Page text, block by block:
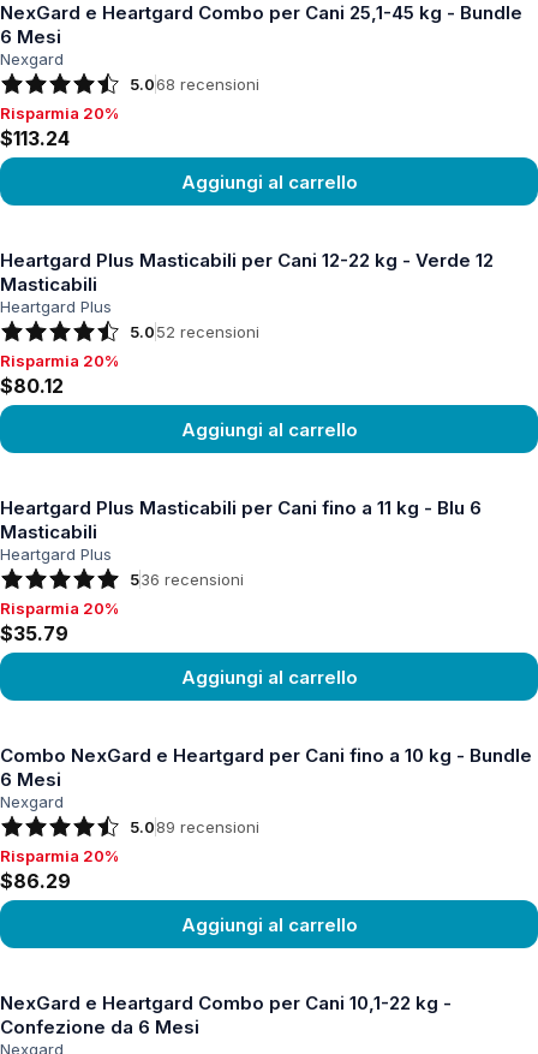
NexGard e Heartgard Combo per Cani 25,1-45 kg - Bundle
6 Mesi
Nexgard
5.068 recensioni
Risparmia 20%, $113.24
Risparmia 20%
$113.24
Aggiungi al carrello
Heartgard Plus Masticabili per Cani 12-22 kg - Verde 12
Masticabili
Heartgard Plus
5.052 recensioni
Risparmia 20%, $80.12
Risparmia 20%
$80.12
Aggiungi al carrello
Heartgard Plus Masticabili per Cani fino a 11 kg - Blu 6
Masticabili
Heartgard Plus
536 recensioni
Risparmia 20%, $35.79
Risparmia 20%
$35.79
Aggiungi al carrello
Combo NexGard e Heartgard per Cani fino a 10 kg - Bundle
6 Mesi
Nexgard
5.089 recensioni
Risparmia 20%, $86.29
Risparmia 20%
$86.29
Aggiungi al carrello
NexGard e Heartgard Combo per Cani 10,1-22 kg -
Confezione da 6 Mesi
Nexgard